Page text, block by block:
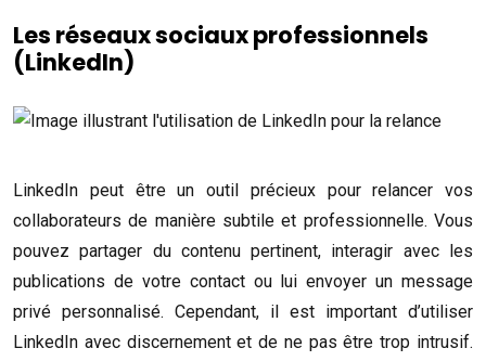
Les réseaux sociaux professionnels
(LinkedIn)
LinkedIn peut être un outil précieux pour relancer vos
collaborateurs de manière subtile et professionnelle. Vous
pouvez partager du contenu pertinent, interagir avec les
publications de votre contact ou lui envoyer un message
privé personnalisé. Cependant, il est important d’utiliser
LinkedIn avec discernement et de ne pas être trop intrusif.